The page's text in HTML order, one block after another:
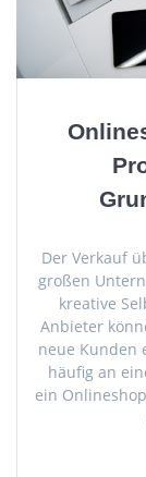
Der Verkauf
großen
kreative
Anbieter
neue Kunden
häufig an
ein